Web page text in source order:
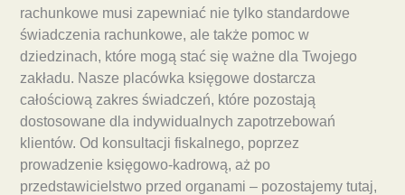
rachunkowe musi zapewniać nie tylko standardowe
świadczenia rachunkowe, ale także pomoc w
dziedzinach, które mogą stać się ważne dla Twojego
zakładu. Nasze placówka księgowe dostarcza
całościową zakres świadczeń, które pozostają
dostosowane dla indywidualnych zapotrzebowań
klientów. Od konsultacji fiskalnego, poprzez
prowadzenie księgowo-kadrową, aż po
przedstawicielstwo przed organami – pozostajemy tutaj,